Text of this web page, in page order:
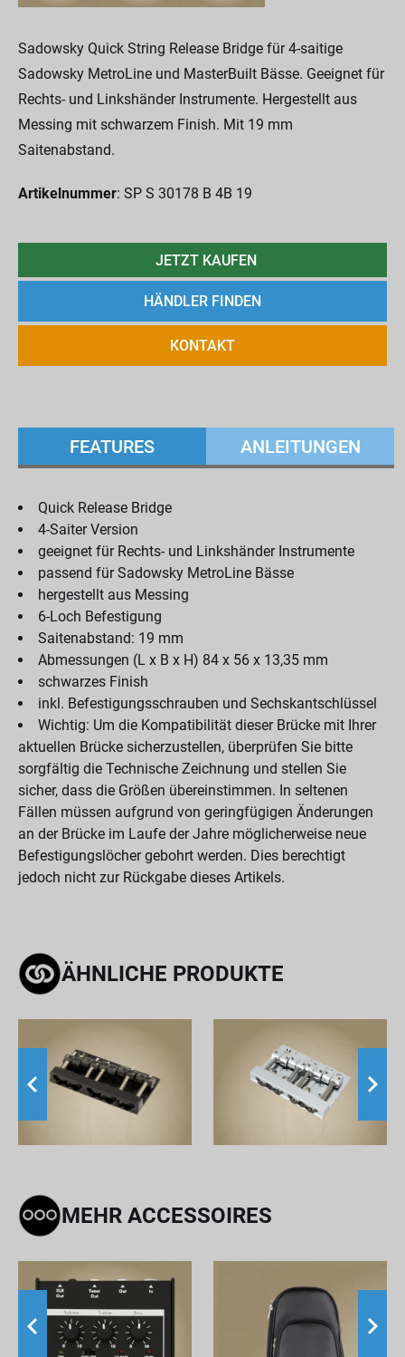
Sadowsky Quick String Release Bridge für 4-saitige
Sadowsky MetroLine und MasterBuilt Bässe. Geeignet für
Rechts- und Linkshänder Instrumente. Hergestellt aus
Messing mit schwarzem Finish. Mit 19 mm
Saitenabstand.
Artikelnummer: SP S 30178 B 4B 19
JETZT KAUFEN
HÄNDLER FINDEN
KONTAKT
FEATURES ANLEITUNGEN
Quick Release Bridge
4-Saiter Version
geeignet für Rechts- und Linkshänder Instrumente
passend für Sadowsky MetroLine Bässe
hergestellt aus Messing
6-Loch Befestigung
Saitenabstand: 19 mm
Abmessungen (L x B x H) 84 x 56 x 13,35 mm
schwarzes Finish
inkl. Befestigungsschrauben und Sechskantschlüssel
Wichtig: Um die Kompatibilität dieser Brücke mit Ihrer
aktuellen Brücke sicherzustellen, überprüfen Sie bitte
sorgfältig die Technische Zeichnung und stellen Sie
sicher, dass die Größen übereinstimmen. In seltenen
Fällen müssen aufgrund von geringfügigen Änderungen
an der Brücke im Laufe der Jahre möglicherweise neue
Befestigungslöcher gebohrt werden. Dies berechtigt
jedoch nicht zur Rückgabe dieses Artikels.
ÄHNLICHE PRODUKTE
MEHR ACCESSOIRES